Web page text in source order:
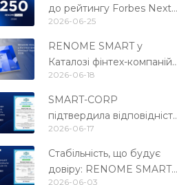
до рейтингу Forbes Next
250
2026-06-25
RENOME SMART у
Каталозі фінтех-компаній
України 2026
2026-06-18
SMART-CORP
підтвердила відповідність
міжнародному стандарту
PCI DSS 4.0.1
2026-06-17
Стабільність, що будує
довіру: RENOME SMART
2026-06-03